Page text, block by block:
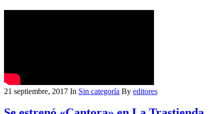
21 septiembre, 2017 In Sin categoría By editores